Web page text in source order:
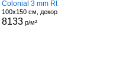
Colonial 3 mm Rt
100x150 см, декор
8133р/м²